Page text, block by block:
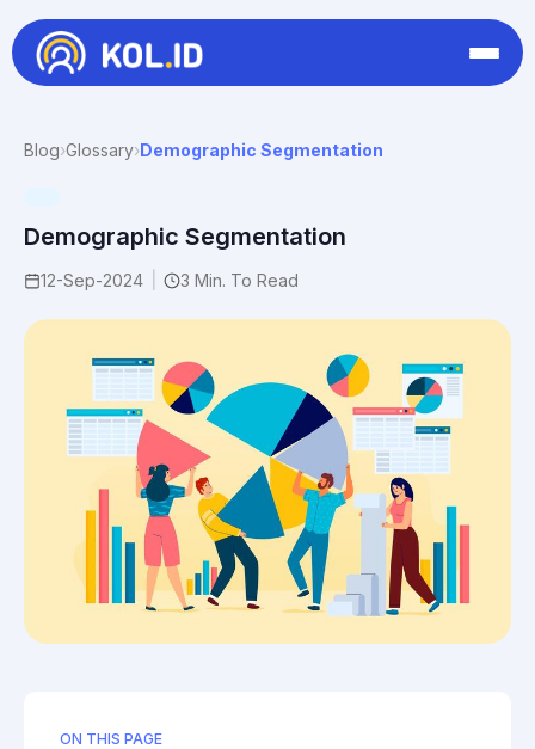
Blog›Glossary›Demographic Segmentation
Demographic Segmentation
12-Sep-2024 3 Min. To Read
ON THIS PAGE